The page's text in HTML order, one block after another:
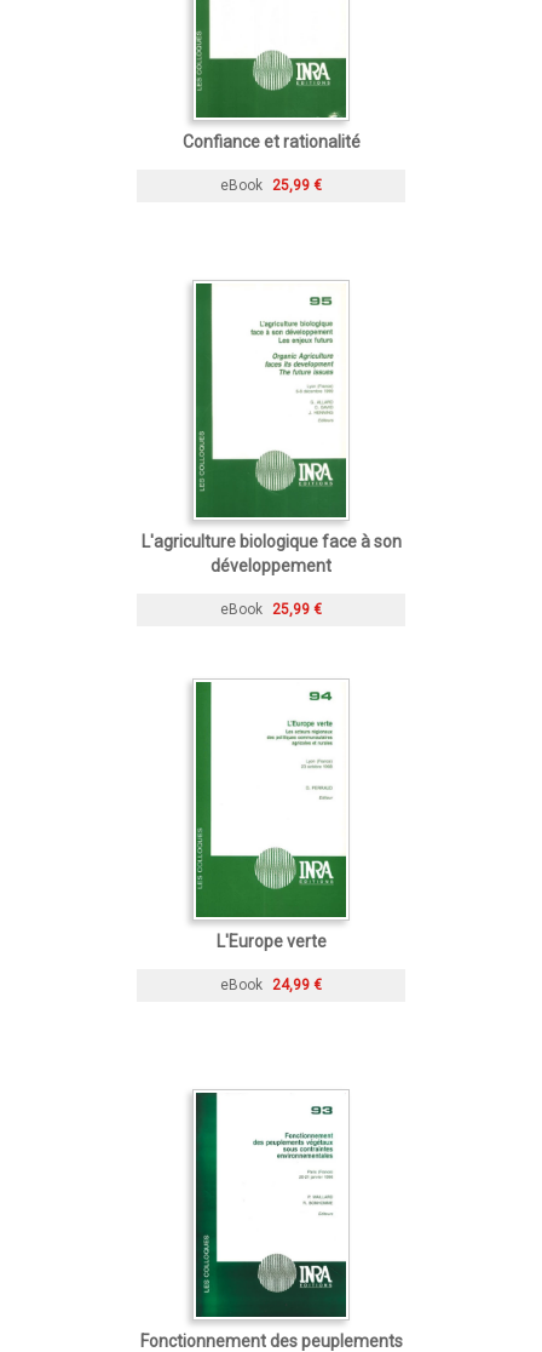
Confiance et rationalité
eBook 25,99 €
L'agriculture biologique face à son
développement
eBook 25,99 €
L'Europe verte
eBook 24,99 €
Fonctionnement des peuplements